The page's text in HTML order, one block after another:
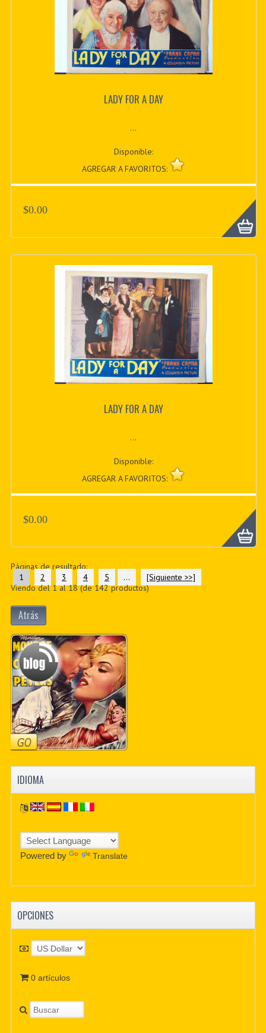
LADY FOR A DAY
...
Disponible:
AGREGAR A FAVORITOS:
$0.00
LADY FOR A DAY
...
Disponible:
AGREGAR A FAVORITOS:
$0.00
Páginas de resultado:
1
2 3 4 5 ...
[Siguiente >>]
Viendo del1al18(de142productos)
Atrás
IDIOMA
Powered by Translate
OPCIONES
0 artículos